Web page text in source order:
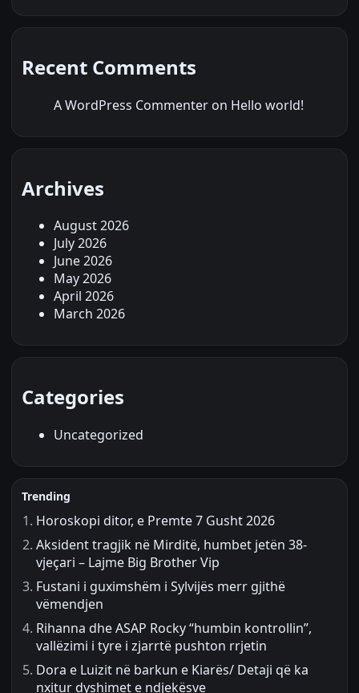
Recent Comments
A WordPress Commenter on Hello world!
Archives
August 2026
July 2026
June 2026
May 2026
April 2026
March 2026
Categories
Uncategorized
Trending
Horoskopi ditor, e Premte 7 Gusht 2026
Aksident tragjik në Mirditë, humbet jetën 38-
vjeçari – Lajme Big Brother Vip
Fustani i guximshëm i Sylvijës merr gjithë
vëmendjen
Rihanna dhe ASAP Rocky “humbin kontrollin”,
vallëzimi i tyre i zjarrtë pushton rrjetin
Dora e Luizit në barkun e Kiarës/ Detaji që ka
nxitur dyshimet e ndjekësve